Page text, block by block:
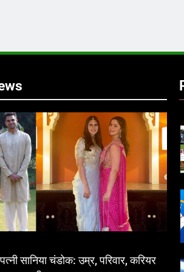
सानिया चंडोक: उम्र, परिवार, करियर